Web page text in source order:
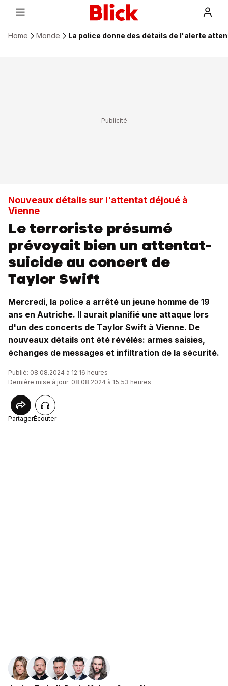
Home Monde La police donne des détails de l'alerte
Nouveaux détails sur l'attentat déjoué à
Vienne
Le terroriste présumé
prévoyait bien un attentat-
suicide au concert de
Taylor Swift
Mercredi, la police a arrêté un jeune homme de 19
ans en Autriche. Il aurait planifié une attaque lors
d'un des concerts de Taylor Swift à Vienne. De
nouveaux détails ont été révélés: armes saisies,
échanges de messages et infiltration de la sécurité.
Publié: 08.08.2024 à 12:16 heures
Dernière mise à jour: 08.08.2024 à 15:53 heures
PartagerÉcouter